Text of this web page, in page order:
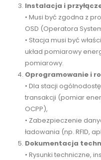
Instalacja i
• Musi być zgodna z
OSD (Operatora
• Stacja musi być
układ pomiarowy
pomiarowy.
Oprogramowanie i
• Dla stacji
transakcji (pomiar
OCPP),
• Zabezpieczenie
ładowania (np. RFID,
Dokumentacja
• Rysunki techniczne,